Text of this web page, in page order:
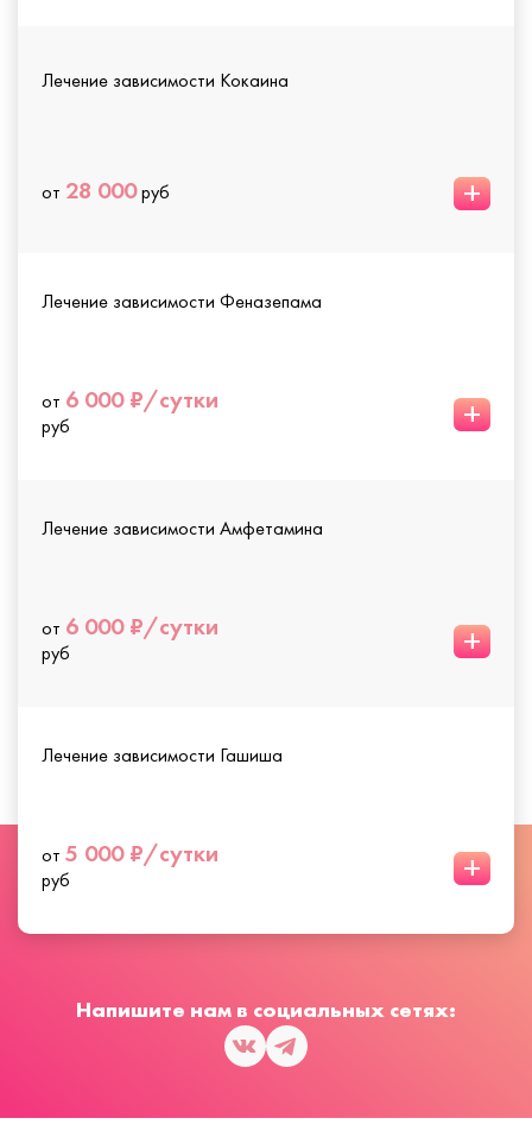
Лечение зависимости Кокаина
от 28 000руб +
Лечение зависимости Феназепама
от 6 000 ₽/сутки
руб +
Лечение зависимости Амфетамина
от 6 000 ₽/сутки
руб +
Лечение зависимости Гашиша
от 5 000 ₽/сутки
руб +
Напишите нам в социальных сетях: